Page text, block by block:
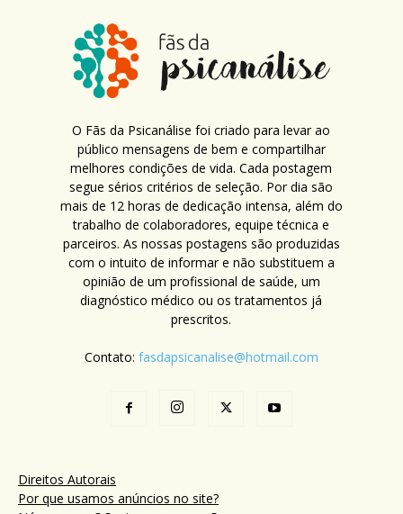
O Fãs da Psicanálise foi criado para levar ao
público mensagens de bem e compartilhar
melhores condições de vida. Cada postagem
segue sérios critérios de seleção. Por dia são
mais de 12 horas de dedicação intensa, além do
trabalho de colaboradores, equipe técnica e
parceiros. As nossas postagens são produzidas
com o intuito de informar e não substituem a
opinião de um profissional de saúde, um
diagnóstico médico ou os tratamentos já
prescritos.
Contato: fasdapsicanalise@hotmail.com
Direitos Autorais
Por que usamos anúncios no site?